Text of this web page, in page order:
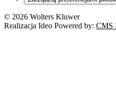
© 2026 Wolters Kluwer
Realizacja Ideo Powered by: CMS